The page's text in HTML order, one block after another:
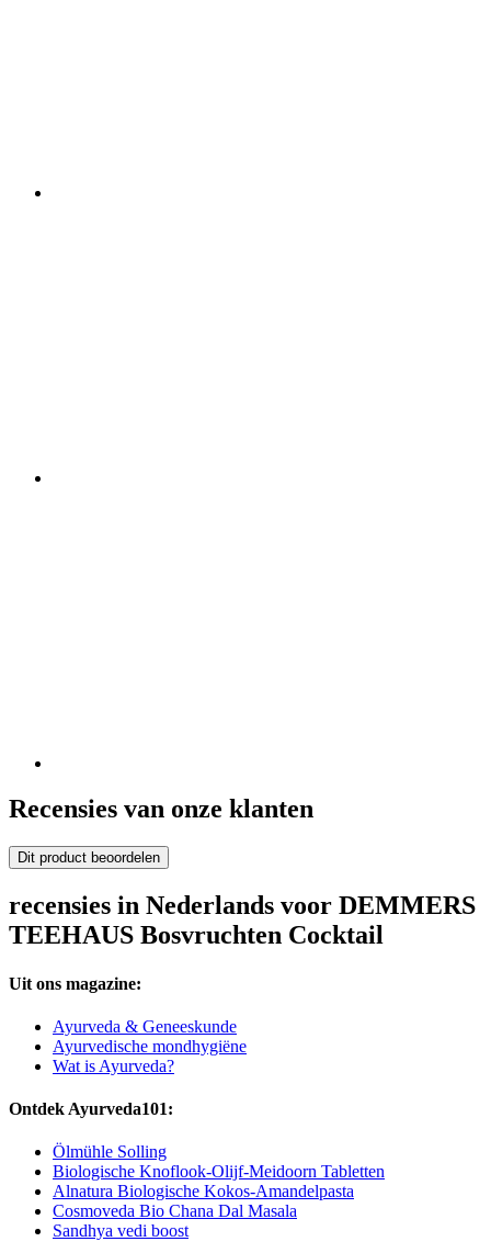
Recensies van onze klanten
Dit product beoordelen
recensies in Nederlands voor DEMMERS
TEEHAUS Bosvruchten Cocktail
Uit ons magazine:
Ayurveda & Geneeskunde
Ayurvedische mondhygiëne
Wat is Ayurveda?
Ontdek Ayurveda101:
Ölmühle Solling
Biologische Knoflook-Olijf-Meidoorn Tabletten
Alnatura Biologische Kokos-Amandelpasta
Cosmoveda Bio Chana Dal Masala
Sandhya vedi boost